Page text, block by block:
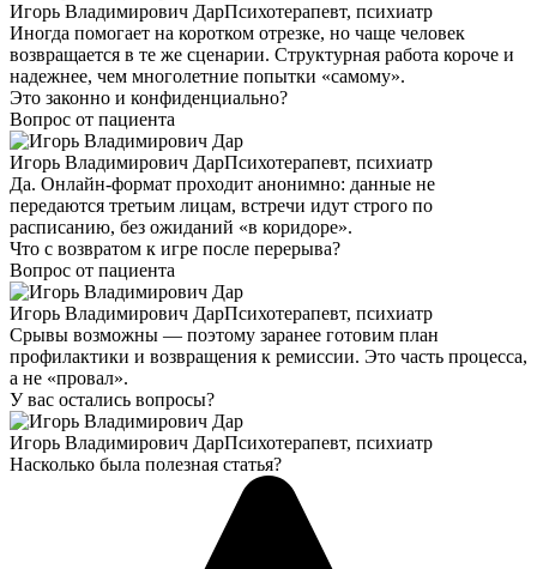
Игорь Владимирович ДарПсихотерапевт, психиатр
Иногда помогает на коротком отрезке, но чаще человек
возвращается в те же сценарии. Структурная работа короче и
надежнее, чем многолетние попытки «самому».
Это законно и конфиденциально?
Вопрос от пациента
Игорь Владимирович ДарПсихотерапевт, психиатр
Да. Онлайн-формат проходит анонимно: данные не
передаются третьим лицам, встречи идут строго по
расписанию, без ожиданий «в коридоре».
Что с возвратом к игре после перерыва?
Вопрос от пациента
Игорь Владимирович ДарПсихотерапевт, психиатр
Срывы возможны — поэтому заранее готовим план
профилактики и возвращения к ремиссии. Это часть процесса,
а не «провал».
У вас остались вопросы?
Игорь Владимирович ДарПсихотерапевт, психиатр
Насколько была полезная статья?